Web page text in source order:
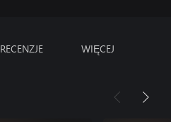
RECENZJE WIĘCEJ